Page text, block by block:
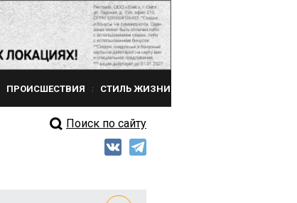
ПРОИСШЕСТВИЯ СТИЛЬ ЖИЗНИ
Поиск по сайту